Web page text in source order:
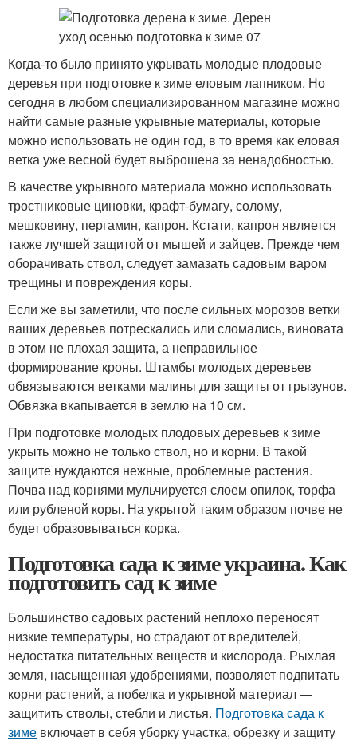
Когда-то было принято укрывать молодые плодовые
деревья при подготовке к зиме еловым лапником. Но
сегодня в любом специализированном магазине можно
найти самые разные укрывные материалы, которые
можно использовать не один год, в то время как еловая
ветка уже весной будет выброшена за ненадобностью.
В качестве укрывного материала можно использовать
тростниковые циновки, крафт-бумагу, солому,
мешковину, пергамин, капрон. Кстати, капрон является
также лучшей защитой от мышей и зайцев. Прежде чем
оборачивать ствол, следует замазать садовым варом
трещины и повреждения коры.
Если же вы заметили, что после сильных морозов ветки
ваших деревьев потрескались или сломались, виновата
в этом не плохая защита, а неправильное
формирование кроны. Штамбы молодых деревьев
обвязываются ветками малины для защиты от грызунов.
Обвязка вкапывается в землю на 10 см.
При подготовке молодых плодовых деревьев к зиме
укрыть можно не только ствол, но и корни. В такой
защите нуждаются нежные, проблемные растения.
Почва над корнями мульчируется слоем опилок, торфа
или рубленой коры. На укрытой таким образом почве не
будет образовываться корка.
Подготовка сада к зиме украина. Как
подготовить сад к зиме
Большинство садовых растений неплохо переносят
низкие температуры, но страдают от вредителей,
недостатка питательных веществ и кислорода. Рыхлая
земля, насыщенная удобрениями, позволяет подпитать
корни растений, а побелка и укрывной материал —
защитить стволы, стебли и листья. Подготовка сада к
зиме включает в себя уборку участка, обрезку и защиту